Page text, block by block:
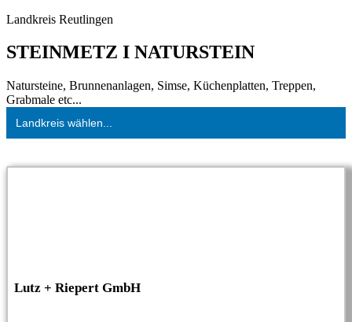
Landkreis Reutlingen
STEINMETZ I NATURSTEIN
Natursteine, Brunnenanlagen, Simse, Küchenplatten, Treppen,
Grabmale etc...
Landkreis wählen...
Lutz + Riepert GmbH